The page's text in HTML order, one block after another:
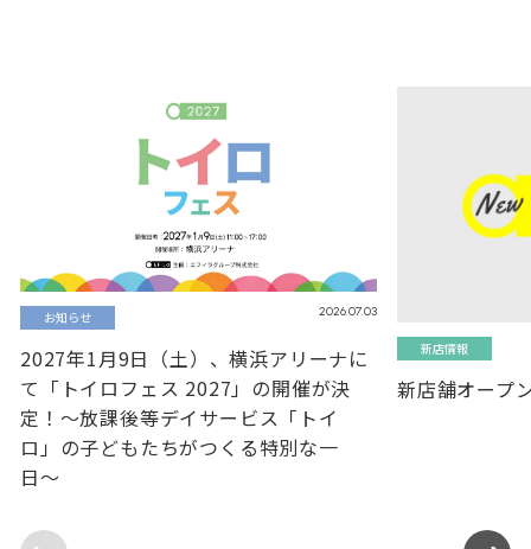
お知らせ 2026.07.03
2027年1月9日（土）、横浜アリーナに
て「トイロフェス 2027」の開催が決
定！〜放課後等デイサービス「トイ
ロ」の子どもたちがつくる特別な一
日〜
新店情報
新店舗オープ